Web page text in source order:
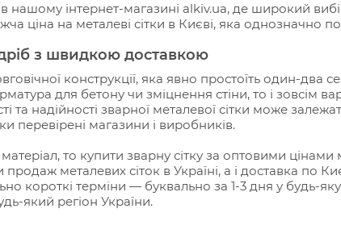
в нашому інтернет-магазині alkiv.ua, де широкий
ціна на металеві сітки в Києві, яка однозначно
з швидкою доставкою
конструкції, яка явно простоїть один-два
для бетону чи зміцнення стіни, то і зовсім
та надійності зварної металевої сітки може
перевірені магазини і виробників.
то купити зварну сітку за оптовими
продаж металевих сіток в Україні, а і доставка по
короткі терміни — буквально за 1-3 дня у будь-яку
який регіон України.